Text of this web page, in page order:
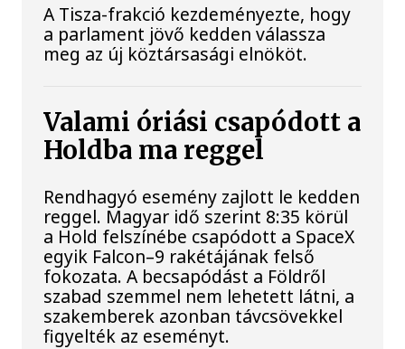
A Tisza-frakció kezdeményezte, hogy
a parlament jövő kedden válassza
meg az új köztársasági elnököt.
Valami óriási csapódott a
Holdba ma reggel
Rendhagyó esemény zajlott le kedden
reggel. Magyar idő szerint 8:35 körül
a Hold felszínébe csapódott a SpaceX
egyik Falcon–9 rakétájának felső
fokozata. A becsapódást a Földről
szabad szemmel nem lehetett látni, a
szakemberek azonban távcsövekkel
figyelték az eseményt.